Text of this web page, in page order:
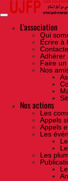
Skip
the
contentL'association
Qui
Ecrire à
Adhérer
Faire un
Nos
Nos actions
Les
Appels
Appels
Les
Les